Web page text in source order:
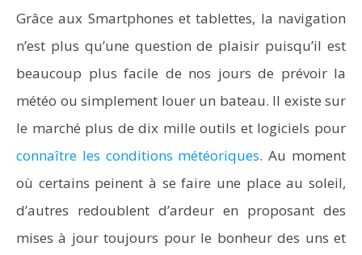
Grâce aux Smartphones et tablettes, la navigation
n’est plus qu’une question de plaisir puisqu’il est
beaucoup plus facile de nos jours de prévoir la
météo ou simplement louer un bateau. Il existe sur
le marché plus de dix mille outils et logiciels pour
connaître les conditions météoriques. Au moment
où certains peinent à se faire une place au soleil,
d’autres redoublent d’ardeur en proposant des
mises à jour toujours pour le bonheur des uns et